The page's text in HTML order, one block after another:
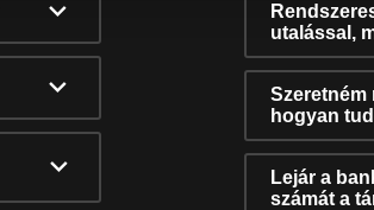
utalással,
Szeretném
hogyan
Lejár a
számát a